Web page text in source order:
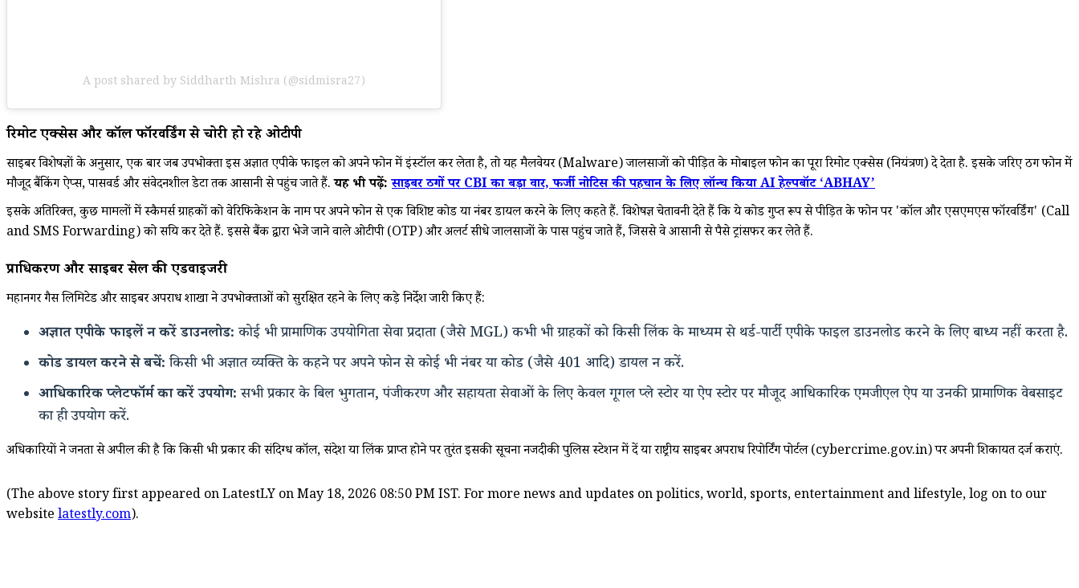
A post shared by Siddharth Mishra (@sidmisra27)
रिमोट एक्सेस और कॉल फॉरवर्डिंग से चोरी हो रहे ओटीपी
साइबर विशेषज्ञों के अनुसार, एक बार जब उपभोक्ता इस अज्ञात एपीके फाइल को अपने फोन में इंस्टॉल कर लेता है, तो यह मैलवेयर (Malware) जालसाजों को पीड़ित के मोबाइल फोन का पूरा रिमोट एक्सेस (नियंत्रण) दे देता है. इसके जरिए ठग फोन में
मौजूद बैंकिंग ऐप्स, पासवर्ड और संवेदनशील डेटा तक आसानी से पहुंच जाते हैं.यह भी पढ़ें:साइबर ठगों पर CBI का बड़ा वार, फर्जी नोटिस की पहचान के लिए लॉन्च किया AI हेल्पबॉट ‘ABHAY’
इसके अतिरिक्त, कुछ मामलों में स्कैमर्स ग्राहकों को वेरिफिकेशन के नाम पर अपने फोन से एक विशिष्ट कोड या नंबर डायल करने के लिए कहते हैं. विशेषज्ञ चेतावनी देते हैं कि ये कोड गुप्त रूप से पीड़ित के फोन पर 'कॉल और एसएमएस फॉरवर्डिंग' (Call
and SMS Forwarding) को सक्रिय कर देते हैं. इससे बैंक द्वारा भेजे जाने वाले ओटीपी (OTP) और अलर्ट सीधे जालसाजों के पास पहुंच जाते हैं, जिससे वे आसानी से पैसे ट्रांसफर कर लेते हैं.
प्राधिकरण और साइबर सेल की एडवाइजरी
महानगर गैस लिमिटेड और साइबर अपराध शाखा ने उपभोक्ताओं को सुरक्षित रहने के लिए कड़े निर्देश जारी किए हैं:
अज्ञात एपीके फाइलें न करें डाउनलोड:कोई भी प्रामाणिक उपयोगिता सेवा प्रदाता (जैसे MGL) कभी भी ग्राहकों को किसी लिंक के माध्यम से थर्ड-पार्टी एपीके फाइल डाउनलोड करने के लिए बाध्य नहीं करता है.
कोड डायल करने से बचें:किसी भी अज्ञात व्यक्ति के कहने पर अपने फोन से कोई भी नंबर या कोड (जैसे401 आदि) डायल न करें.
आधिकारिक प्लेटफॉर्म का करें उपयोग:सभी प्रकार के बिल भुगतान, पंजीकरण और सहायता सेवाओं के लिए केवल गूगल प्ले स्टोर या ऐप स्टोर पर मौजूद आधिकारिक एमजीएल ऐप या उनकी प्रामाणिक वेबसाइट
का ही उपयोग करें.
अधिकारियों ने जनता से अपील की है कि किसी भी प्रकार की संदिग्ध कॉल, संदेश या लिंक प्राप्त होने पर तुरंत इसकी सूचना नजदीकी पुलिस स्टेशन में दें या राष्ट्रीय साइबर अपराध रिपोर्टिंग पोर्टल (cybercrime.gov.in) पर अपनी शिकायत दर्ज कराएं.
(The above story first appeared on LatestLY on May 18, 2026 08:50 PM IST. For more news and updates on politics, world, sports, entertainment and lifestyle, log on to our
website latestly.com).